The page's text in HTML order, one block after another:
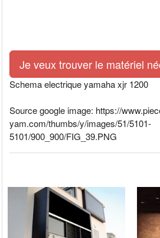
Je veux trouver le matériel
Schema electrique yamaha xjr 1200
Source google image: https://
yam.com/thumbs/y/images/51/5101-
5101/900_900/FIG_39.PNG